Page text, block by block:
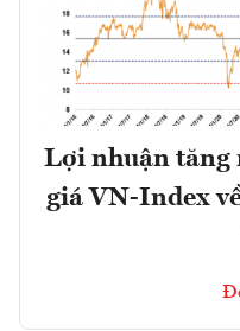
Lợi nhuận tăng
giá VN-Index